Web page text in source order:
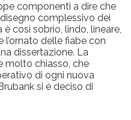
componenti a dire che
complessivo dei
così sobrio, lindo, lineare,
delle fiabe con
dissertazione. La
molto chiasso, che
di ogni nuova
si è deciso di